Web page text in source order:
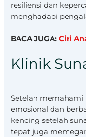
resiliensi dan
menghadapi
BACA JUGA:Ciri
Klinik
Setelah
emosional dan
kencing setelah
tepat juga